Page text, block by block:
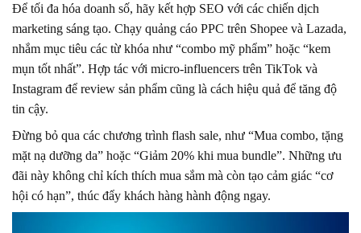
Để tối đa hóa doanh số, hãy kết hợp SEO với các chiến dịch
marketing sáng tạo. Chạy quảng cáo PPC trên Shopee và Lazada,
nhắm mục tiêu các từ khóa như “combo mỹ phẩm” hoặc “kem
mụn tốt nhất”. Hợp tác với micro-influencers trên TikTok và
Instagram để review sản phẩm cũng là cách hiệu quả để tăng độ
tin cậy.
Đừng bỏ qua các chương trình flash sale, như “Mua combo, tặng
mặt nạ dưỡng da” hoặc “Giảm 20% khi mua bundle”. Những ưu
đãi này không chỉ kích thích mua sắm mà còn tạo cảm giác “cơ
hội có hạn”, thúc đẩy khách hàng hành động ngay.